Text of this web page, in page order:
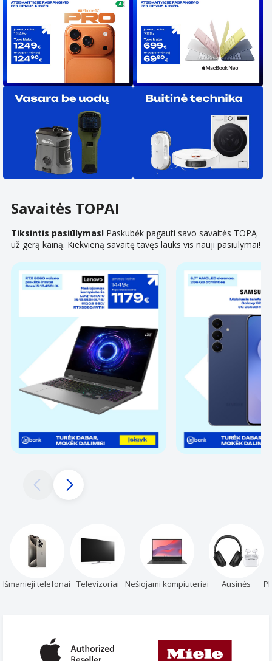
Savaitės TOPAI
Tiksintis pasiūlymas!Paskubėk pagauti savo savaitės TOPĄ
už gerą kainą. Kiekvieną savaitę tavęs lauks vis nauji pasiūlymai!
Išmanieji telefonai Televizoriai Nešiojami kompiuteriai Ausinės